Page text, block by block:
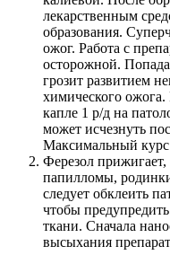
лекарственным
образования.
ожог. Работа с
осторожной.
грозит развитием
химического
капле 1 р/д на
может исчезнуть
Максимальный курс
Ферезол прижигает,
папилломы,
следует обклеить
чтобы
ткани. Сначала
высыхания